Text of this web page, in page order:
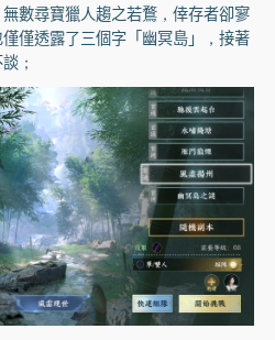
尋寶獵人趨之若鶩，倖存者卻寥
僅透露了三個字「幽冥島」，接著
；